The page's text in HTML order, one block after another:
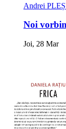
Andrei
Noi
Joi, 28 Mar